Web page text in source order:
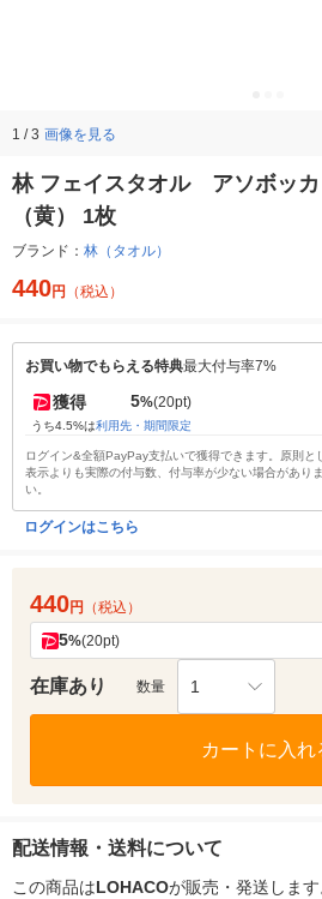
1 / 3 画像を見る
林 フェイスタオル アソボッ
（黄） 1枚
ブランド： 林（タオル）
440円 （税込）
お買い物でもらえる特典最大付与率7%
獲得 5%(20pt)
うち4.5%は利用先・期間限定
ログイン&全額PayPay支払いで獲得できます。原則と
表示よりも実際の付与数、付与率が少ない場合があり
い。
ログインはこちら
440円 （税込）
5%(20pt)
在庫あり 数量 1
カートに入れ
配送情報・送料について
この商品はLOHACOが販売・発送します